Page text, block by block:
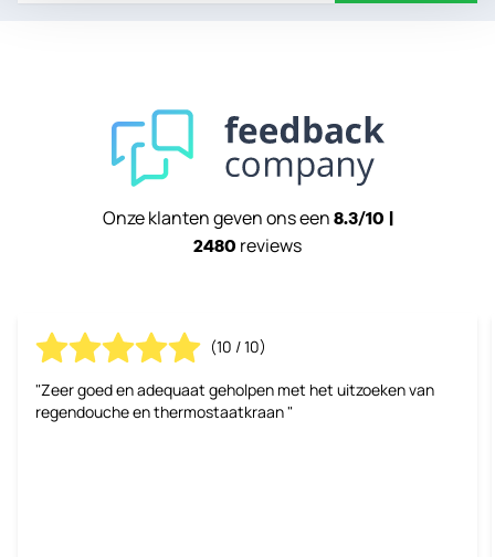
Onze klanten geven ons een 8.3/10 |
2480 reviews
(10 / 10)
"Zeer goed en adequaat geholpen met het uitzoeken van
regendouche en thermostaatkraan "